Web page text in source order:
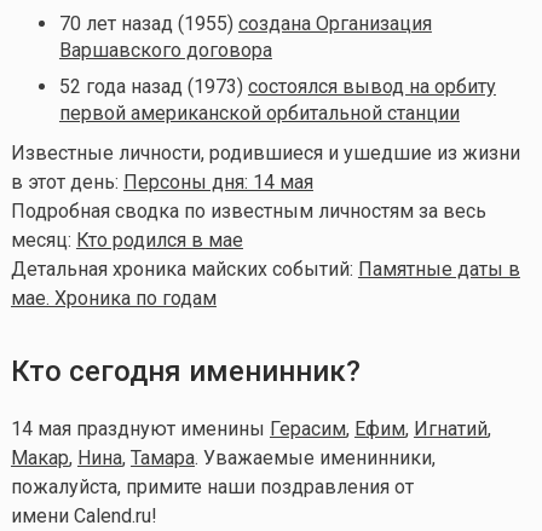
70 лет назад (1955) создана Организация
Варшавского договора
52 года назад (1973) состоялся вывод на орбиту
первой американской орбитальной станции
Известные личности, родившиеся и ушедшие из жизни
в этот день: Персоны дня: 14 мая
Подробная сводка по известным личностям за весь
месяц: Кто родился в мае
Детальная хроника майских событий: Памятные даты в
мае. Хроника по годам
Кто сегодня именинник?
14 мая празднуют именины Герасим, Ефим, Игнатий,
Макар, Нина, Тамара. Уважаемые именинники,
пожалуйста, примите наши поздравления от
имени Calend.ru!